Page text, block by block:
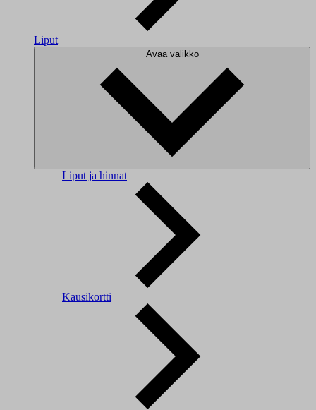
Liput
Avaa valikko
Liput ja hinnat
Kausikortti